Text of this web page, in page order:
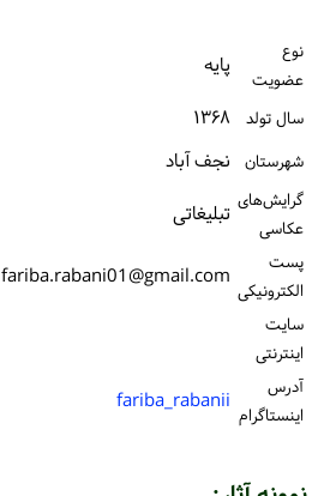
نوع
عضویت
پایه
سال تولد ۱۳۶۸
شهرستان نجف آباد
گرایش‌های
عکاسی
تبلیغاتی
پست
الكترونیكی fariba.rabani01@gmail.com
سایت
اینترنتی
آدرس
اینستاگرام fariba_rabanii